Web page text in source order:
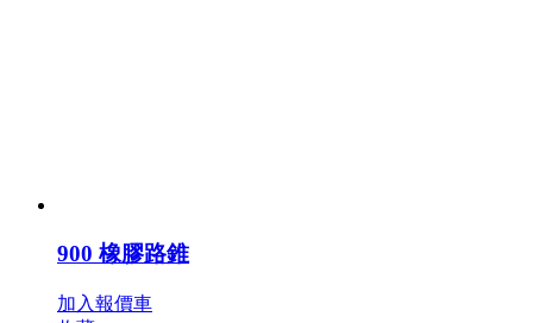
900 橡膠路錐
加入報價車